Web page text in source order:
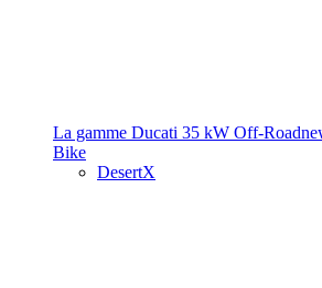
La gamme Ducati 35 kW Off-Road
Bike
DesertX